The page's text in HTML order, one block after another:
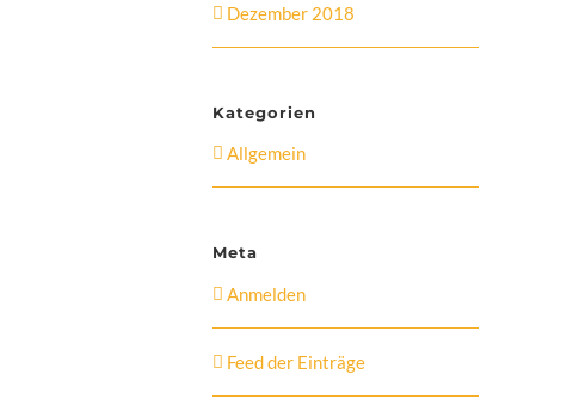
Dezember 2018
Kategorien
Allgemein
Meta
Anmelden
Feed der Einträge